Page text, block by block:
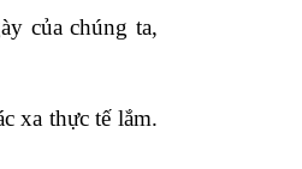
của chúng ta,
xa thực tế lắm.